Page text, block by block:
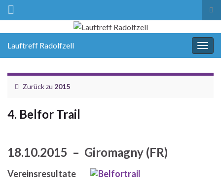
Lauftreff Radolfzell
Zurück zu 2015
4. Belfor Trail
18.10.2015 – Giromagny (FR)
Vereinsresultate